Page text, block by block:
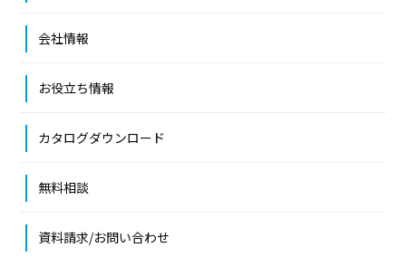
会社情報
お役立ち情報
カタログダウンロード
無料相談
資料請求/お問い合わせ